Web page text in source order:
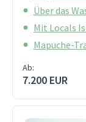
Über das
Mit Locals
Mapuche-
Ab:
7.200 EUR